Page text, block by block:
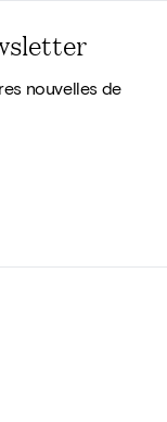
nouvelles de